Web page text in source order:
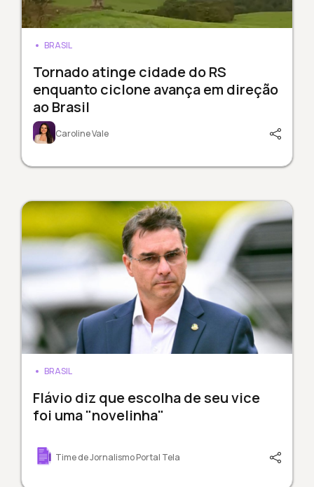
BRASIL
Tornado atinge cidade do RS
enquanto ciclone avança em direção
ao Brasil
Caroline Vale
BRASIL
Flávio diz que escolha de seu vice
foi uma "novelinha"
Time de Jornalismo Portal Tela